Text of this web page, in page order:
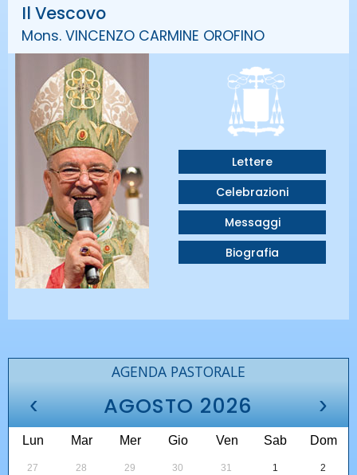
Il Vescovo
Mons. VINCENZO CARMINE OROFINO
Lettere
Celebrazioni
Messaggi
Biografia
AGENDA PASTORALE
‹ AGOSTO 2026 ›
Lun Mar Mer Gio Ven Sab Dom
27 28 29 30 31 1 2